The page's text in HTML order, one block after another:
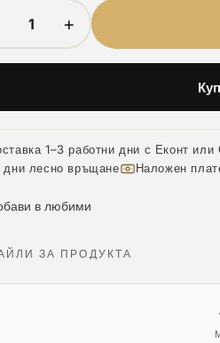
+
1–3 работни дни с Еконт или
дни лесно връщане
Наложен
в любими
ЗА ПРОДУКТА